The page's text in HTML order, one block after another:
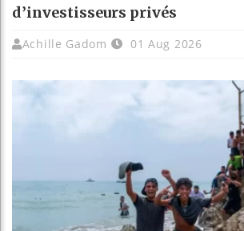
d’investisseurs privés
Achille Gadom 01 Aug 2026